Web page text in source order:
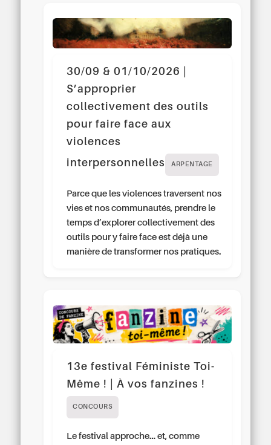
30/09 & 01/10/2026 |
S’approprier
collectivement des outils
pour faire face aux
violences
interpersonnelles
ARPENTAGE
Parce que les violences traversent nos
vies et nos communautés, prendre le
temps d’explorer collectivement des
outils pour y faire face est déjà une
manière de transformer nos pratiques.
13e festival Féministe Toi-
Même ! | À vos fanzines !
CONCOURS
Le festival approche… et, comme